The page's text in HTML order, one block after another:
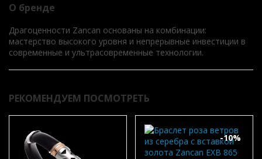
О бренде
Драгоценности Zancan основаны на комбинации:
мастерство высокого уровня и непрерывные инвестиции в
современные и ультрасовременные технологии.
РЕКОМЕНДУЕМ ПОСМОТРЕТЬ
-10%